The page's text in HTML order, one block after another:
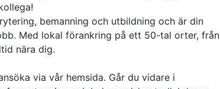
bemanning och utbildning och är din
Med lokal förankring på ett 50-tal orter, från
nära dig.
via vår hemsida. Går du vidare i